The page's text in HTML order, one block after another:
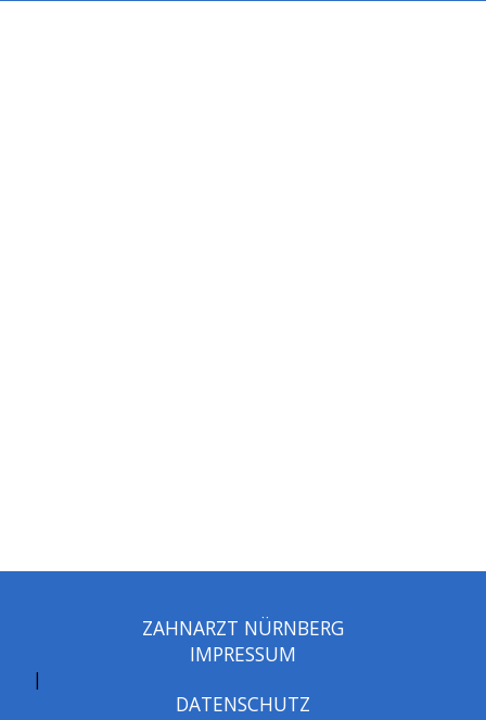
ZAHNARZT NÜRNBERG
IMPRESSUM
|
DATENSCHUTZ